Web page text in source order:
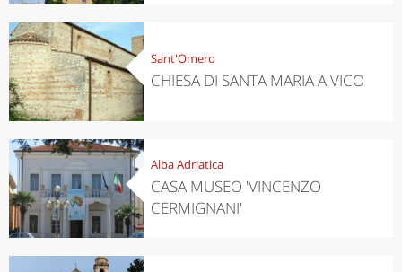
Sant'Omero
CHIESA DI SANTA MARIA A VICO
Alba Adriatica
CASA MUSEO 'VINCENZO
CERMIGNANI'